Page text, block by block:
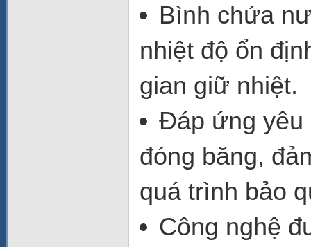
Bình chứa
nhiệt độ ổn
gian giữ nhiệt.
Đáp ứng yêu
đóng băng,
quá trình bảo
Công nghệ